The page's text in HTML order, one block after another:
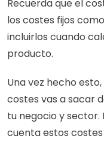
Recuerda que el
los costes fijos
incluirlos cuando
producto.
Una vez hecho
costes vas a sacar
tu negocio y sector.
cuenta estos